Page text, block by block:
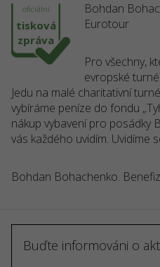
oficiální
tisková
zpráva
Bohdan
Eurotour
Pro všechny,
evropské
Jedu na malé charitativní
vybíráme peníze do fondu
nákup vybavení pro posádky
vás každého uvidím. Uvidíme
Bohdan Bohachenko.
Buďte informováni o